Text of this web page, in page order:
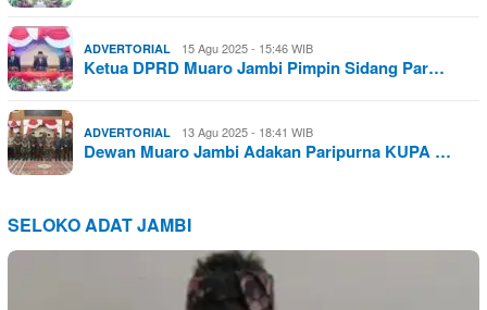
ADVERTORIAL 15 Agu 2025 - 15:46 WIB
Ketua DPRD Muaro Jambi Pimpin Sidang Par…
ADVERTORIAL 13 Agu 2025 - 18:41 WIB
Dewan Muaro Jambi Adakan Paripurna KUPA …
SELOKO ADAT JAMBI